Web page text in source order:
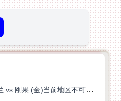
在海外看世界杯直播英格兰 vs 刚果 (金)当前地区不可播放？这篇指南帮你突破所有限制